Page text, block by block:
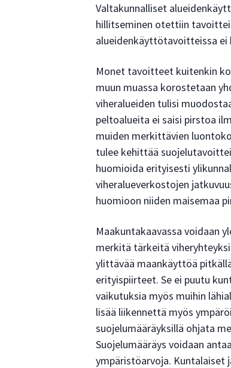
Valtakunnalliset
hillitseminen otettiin
alueidenkäyttötavoitteissa ei
Monet tavoitteet kuitenkin
muun muassa korostetaan
viheralueiden tulisi
peltoalueita ei saisi pirstoa
muiden merkittävien
tulee kehittää
huomioida erityisesti
viheralueverkostojen
huomioon niiden maisemaa
Maakuntakaavassa voidaan
merkitä tärkeitä
ylittävää maankäyttöä
erityispiirteet. Se ei puutu
vaikutuksia myös muihin
lisää liikennettä myös
suojelumääräyksillä ohjata
Suojelumääräys voidaan
ympäristöarvoja. Kuntalaiset